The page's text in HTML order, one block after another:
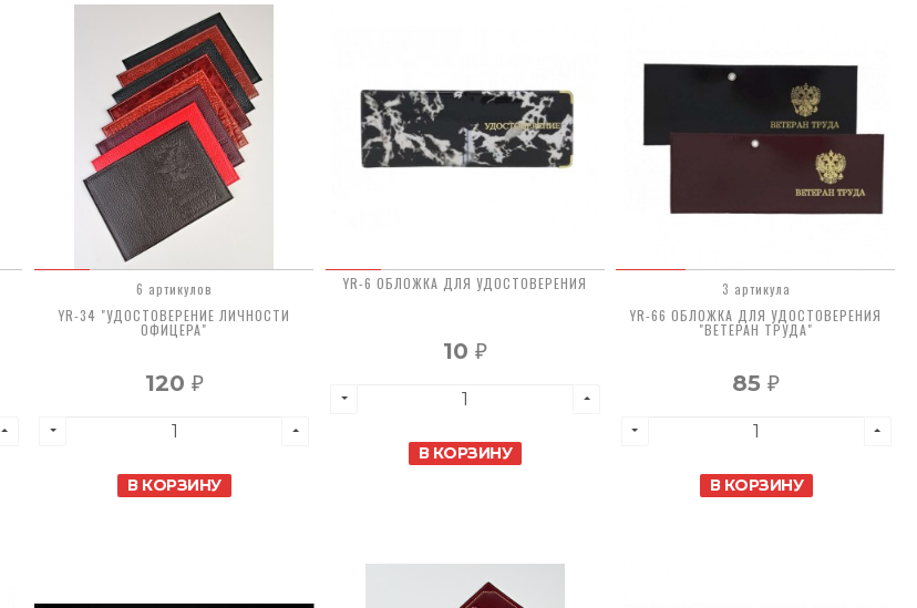
6 артикулов
YR-34 "УДОСТОВЕРЕНИЕ ЛИЧНОСТИ
ОФИЦЕРА"
120 ₽
В КОРЗИНУ
YR-6 ОБЛОЖКА ДЛЯ УДОСТОВЕРЕНИЯ
10₽
В КОРЗИНУ
3 артикула
YR-66 ОБЛОЖКА ДЛЯ УДОСТОВЕРЕНИЯ
"ВЕТЕРАН ТРУДА"
85₽
В КОРЗИНУ